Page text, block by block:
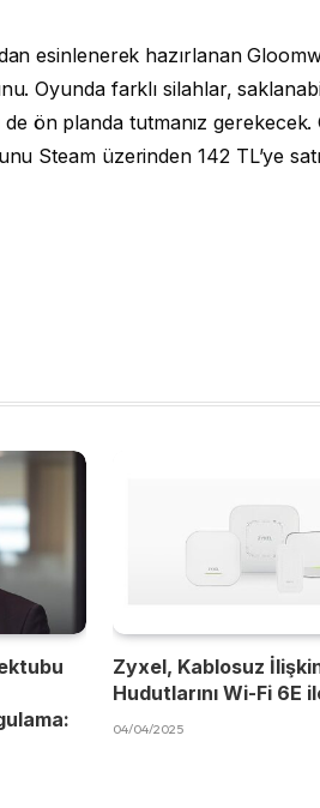
esinlenerek hazırlanan
Oyunda farklı silahlar,
ön planda tutmanız gerekecek.
Steam üzerinden 142 TL’ye
Zyxel, Kablosuz
Hudutlarını Wi-Fi 6E
04/04/2025